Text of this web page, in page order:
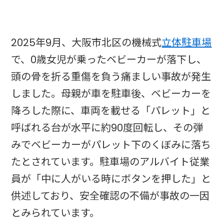
2025年9月、大阪市北区の機械式立体駐車場
で、0歳女児が乗ったベビーカーが落下し、
頭の骨を折る重傷を負う痛ましい事故が発生
しました。母親が車を駐車後、ベビーカーを
降ろした際に、車両を載せる「パレット」と
呼ばれる台が水平に約90度回転し、その弾
みでベビーカーがパレット下のくぼみに落ち
たとされています。駐車場のアルバイト従業
員が「中に人がいる時にボタンを押した」と
供述しており、安全確認の不備が事故の一因
とみられています。